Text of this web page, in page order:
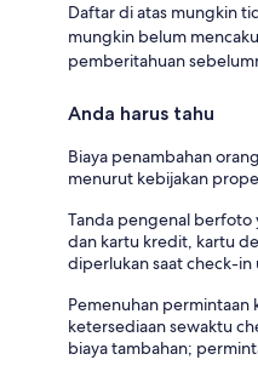
Daftar di atas mungkin
mungkin belum
pemberitahuan
Anda harus tahu
Biaya penambahan
menurut kebijakan
Tanda pengenal berfoto
dan kartu kredit, kartu
diperlukan saat check-
Pemenuhan
ketersediaan sewaktu
biaya tambahan;